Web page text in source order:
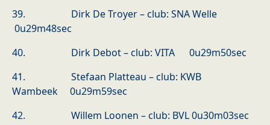
39. Dirk De Troyer – club: SNA Welle
0u29m48sec
40. Dirk Debot – club: VITA 0u29m50sec
41. Stefaan Platteau – club: KWB
Wambeek 0u29m59sec
42. Willem Loonen – club: BVL 0u30m03sec